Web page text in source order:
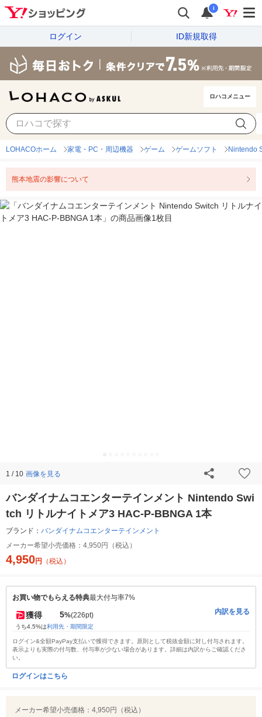
i
ログイン ID新規取得
ロハコメニュー
LOHACOホーム 家電・PC・周辺機器 ゲーム ゲームソフト Nintendo
熊本地震の影響について
1 / 10 画像を見る
バンダイナムコエンターテインメント Nintendo Swi
tch リトルナイトメア3 HAC-P-BBNGA 1本
ブランド： バンダイナムコエンターテインメント
メーカー希望小売価格： 4,950円（税込）
4,950円 （税込）
お買い物でもらえる特典最大付与率7%
獲得 5%(226pt)
うち4.5%は利用先・期間限定
内訳を見る
ログイン&全額PayPay支払いで獲得できます。原則として税抜金額に対し付与されます。
表示よりも実際の付与数、付与率が少ない場合があります。詳細は内訳からご確認くださ
い。
ログインはこちら
メーカー希望小売価格： 4,950円（税込）